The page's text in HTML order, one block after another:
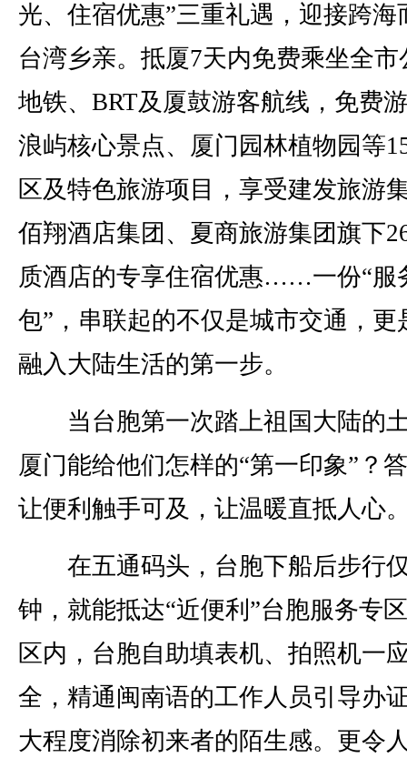
光、住宿优惠”三重礼遇，迎接跨海
台湾乡亲。抵厦7天内免费乘坐全市
地铁、BRT及厦鼓游客航线，免费
浪屿核心景点、厦门园林植物园等
区及特色旅游项目，享受建发旅游
佰翔酒店集团、夏商旅游集团旗下
质酒店的专享住宿优惠……一份“服
包”，串联起的不仅是城市交通，更
融入大陆生活的第一步。
当台胞第一次踏上祖国大陆的
厦门能给他们怎样的“第一印象”？
让便利触手可及，让温暖直抵人心
在五通码头，台胞下船后步行
钟，就能抵达“近便利”台胞服务专
区内，台胞自助填表机、拍照机一
全，精通闽南语的工作人员引导办
大程度消除初来者的陌生感。更令